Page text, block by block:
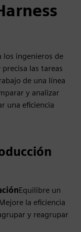
los ingenieros de
las tareas
de una línea
y analizar
una eficiencia
Equilibre un
la eficiencia
y reagrupar